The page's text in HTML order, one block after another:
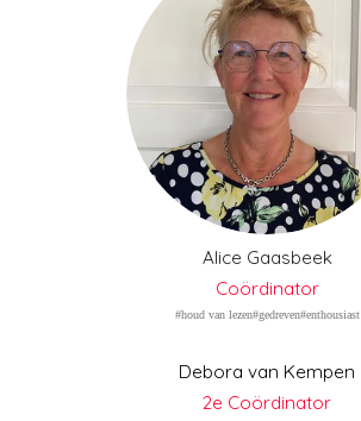
Alice Gaasbeek
Coördinator
#houd van lezen#gedreven#enthousiast
Debora van Kempen
2e Coördinator